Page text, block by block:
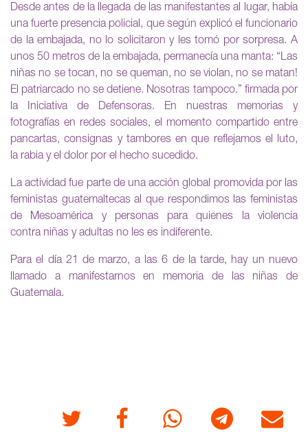
Desde antes de la llegada de las manifestantes al lugar, había
una fuerte presencia policial, que según explicó el funcionario
de la embajada, no lo solicitaron y les tomó por sorpresa. A
unos 50 metros de la embajada, permanecía una manta: “Las
niñas no se tocan, no se queman, no se violan, no se matan!
El patriarcado no se detiene. Nosotras tampoco.” firmada por
la Iniciativa de Defensoras. En nuestras memorias y
fotografías en redes sociales, el momento compartido entre
pancartas, consignas y tambores en que reflejamos el luto,
la rabia y el dolor por el hecho sucedido.
La actividad fue parte de una acción global promovida por las
feministas guatemaltecas al que respondimos las feministas
de Mesoamérica y personas para quienes la violencia
contra niñas y adultas no les es indiferente.
Para el día 21 de marzo, a las 6 de la tarde, hay un nuevo
llamado a manifestarnos en memoria de las niñas de
Guatemala.
Twitter FacebookWhatsappTelegram Correo